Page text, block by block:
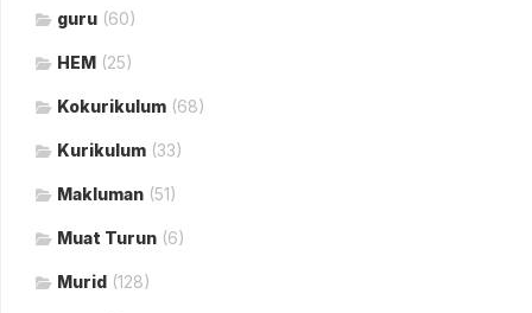
guru (60)
HEM (25)
Kokurikulum (68)
Kurikulum (33)
Makluman (51)
Muat Turun (6)
Murid (128)